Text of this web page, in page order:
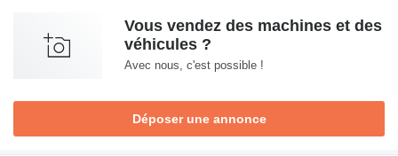
Vous vendez des machines et des
véhicules ?
Avec nous, c'est possible !
Déposer une annonce